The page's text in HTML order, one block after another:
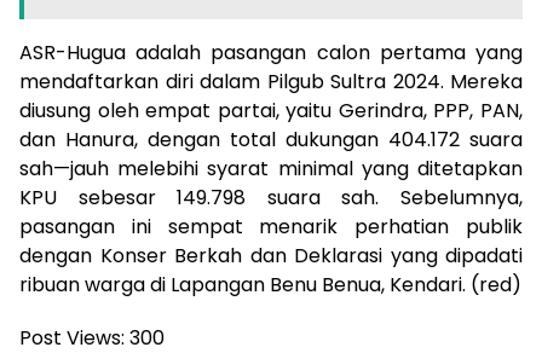
ASR-Hugua adalah pasangan calon pertama yang
mendaftarkan diri dalam Pilgub Sultra 2024. Mereka
diusung oleh empat partai, yaitu Gerindra, PPP, PAN,
dan Hanura, dengan total dukungan 404.172 suara
sah—jauh melebihi syarat minimal yang ditetapkan
KPU sebesar 149.798 suara sah. Sebelumnya,
pasangan ini sempat menarik perhatian publik
dengan Konser Berkah dan Deklarasi yang dipadati
ribuan warga di Lapangan Benu Benua, Kendari. (red)
Post Views: 300